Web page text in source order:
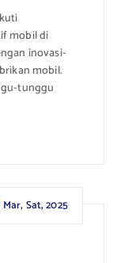
mobil di
inovasi-
mobil.
tunggu
Mar, Sat, 2025